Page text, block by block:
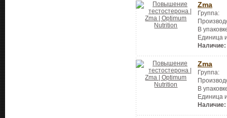
Zma
Группа:
В
Единица
Наличие:
Zma
Группа:
В
Единица
Наличие: